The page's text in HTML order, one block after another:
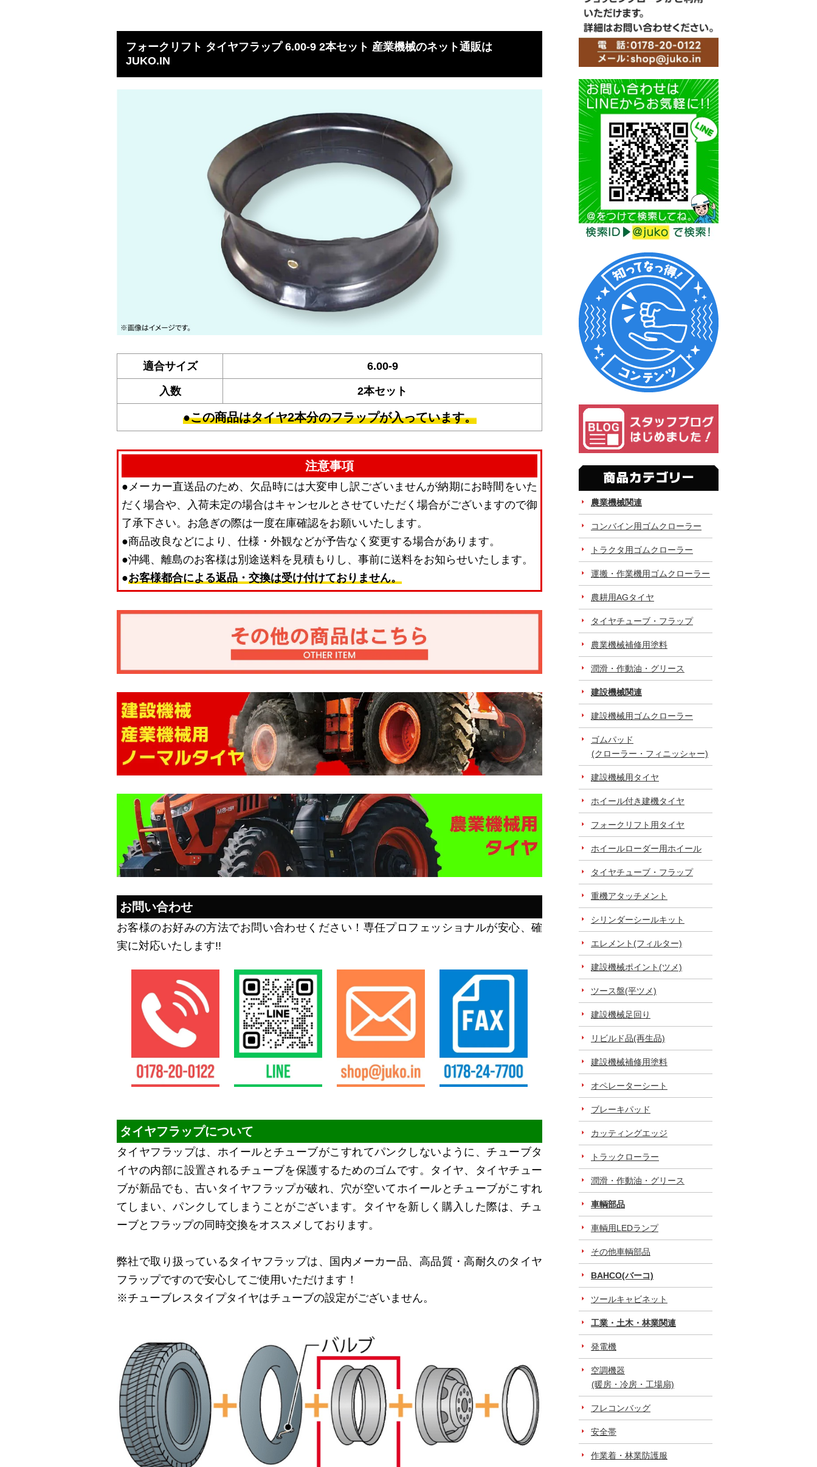
フォークリフト タイヤフラップ 6.00-9 2本セット 産業機械のネット通販は
JUKO.IN
適合サイズ 6.00-9
入数 2本セット
●この商品はタイヤ2本分のフラップが入っています。
注意事項
●メーカー直送品のため、欠品時には大変申し訳ございませんが納期にお時間をいた
だく場合や、入荷未定の場合はキャンセルとさせていただく場合がございますので御
了承下さい。お急ぎの際は一度在庫確認をお願いいたします。
●商品改良などにより、仕様・外観などが予告なく変更する場合があります。
●沖縄、離島のお客様は別途送料を見積もりし、事前に送料をお知らせいたします。
●お客様都合による返品・交換は受け付けておりません。
お問い合わせ
お客様のお好みの方法でお問い合わせください！専任プロフェッショナルが安心、確
実に対応いたします!!
タイヤフラップについて
タイヤフラップは、ホイールとチューブがこすれてパンクしないように、チューブタ
イヤの内部に設置されるチューブを保護するためのゴムです。タイヤ、タイヤチュー
ブが新品でも、古いタイヤフラップが破れ、穴が空いてホイールとチューブがこすれ
てしまい、パンクしてしまうことがございます。タイヤを新しく購入した際は、チュ
ーブとフラップの同時交換をオススメしております。
弊社で取り扱っているタイヤフラップは、国内メーカー品、高品質・高耐久のタイヤ
フラップですので安心してご使用いただけます！
※チューブレスタイプタイヤはチューブの設定がございません。
農業機械関連
コンバイン用ゴムクローラー
トラクタ用ゴムクローラー
運搬・作業機用ゴムクローラー
農耕用AGタイヤ
タイヤチューブ・フラップ
農業機械補修用塗料
潤滑・作動油・グリース
建設機械関連
建設機械用ゴムクローラー
ゴムパッド
(クローラー・フィニッシャー)
建設機械用タイヤ
ホイール付き建機タイヤ
フォークリフト用タイヤ
ホイールローダー用ホイール
タイヤチューブ・フラップ
重機アタッチメント
シリンダーシールキット
エレメント(フィルター)
建設機械ポイント(ツメ)
ツース盤(平ツメ)
建設機械足回り
リビルド品(再生品)
建設機械補修用塗料
オペレーターシート
ブレーキパッド
カッティングエッジ
トラックローラー
潤滑・作動油・グリース
車輌部品
車輌用LEDランプ
その他車輌部品
BAHCO(バーコ)
ツールキャビネット
工業・土木・林業関連
発電機
空調機器
(暖房・冷房・工場扇)
フレコンバッグ
安全帯
作業着・林業防護服